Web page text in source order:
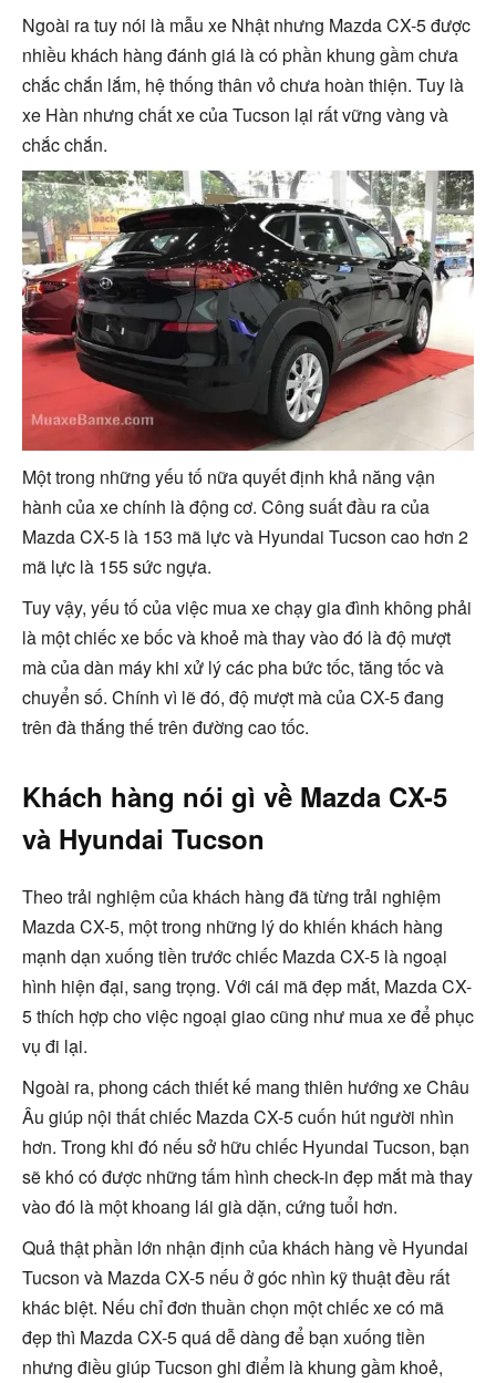
Ngoài ra tuy nói là mẫu xe Nhật nhưng Mazda CX-5 được
nhiều khách hàng đánh giá là có phần khung gầm chưa
chắc chắn lắm, hệ thống thân vỏ chưa hoàn thiện. Tuy là
xe Hàn nhưng chất xe của Tucson lại rất vững vàng và
chắc chắn.
Một trong những yếu tố nữa quyết định khả năng vận
hành của xe chính là động cơ. Công suất đầu ra của
Mazda CX-5 là 153 mã lực và Hyundai Tucson cao hơn 2
mã lực là 155 sức ngựa.
Tuy vậy, yếu tố của việc mua xe chạy gia đình không phải
là một chiếc xe bốc và khoẻ mà thay vào đó là độ mượt
mà của dàn máy khi xử lý các pha bức tốc, tăng tốc và
chuyển số. Chính vì lẽ đó, độ mượt mà của CX-5 đang
trên đà thắng thế trên đường cao tốc.
Khách hàng nói gì về Mazda CX-5
và Hyundai Tucson
Theo trải nghiệm của khách hàng đã từng trải nghiệm
Mazda CX-5, một trong những lý do khiến khách hàng
mạnh dạn xuống tiền trước chiếc Mazda CX-5 là ngoại
hình hiện đại, sang trọng. Với cái mã đẹp mắt, Mazda CX-
5 thích hợp cho việc ngoại giao cũng như mua xe để phục
vụ đi lại.
Ngoài ra, phong cách thiết kế mang thiên hướng xe Châu
Âu giúp nội thất chiếc Mazda CX-5 cuốn hút người nhìn
hơn. Trong khi đó nếu sở hữu chiếc Hyundai Tucson, bạn
sẽ khó có được những tấm hình check-in đẹp mắt mà thay
vào đó là một khoang lái già dặn, cứng tuổi hơn.
Quả thật phần lớn nhận định của khách hàng về Hyundai
Tucson và Mazda CX-5 nếu ở góc nhìn kỹ thuật đều rất
khác biệt. Nếu chỉ đơn thuần chọn một chiếc xe có mã
đẹp thì Mazda CX-5 quá dễ dàng để bạn xuống tiền
nhưng điều giúp Tucson ghi điểm là khung gầm khoẻ,